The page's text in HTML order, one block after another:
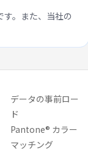
。また、当社の
データの事前ロー
ド
Pantone® カラー
マッチング